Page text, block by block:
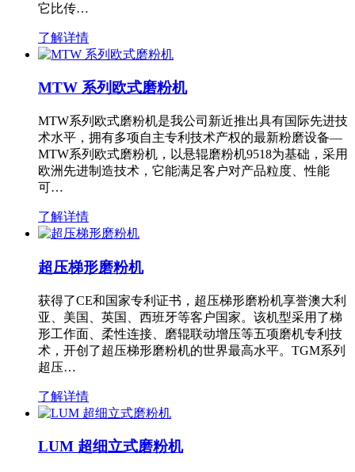
它比传…
了解详情
MTW 系列欧式磨粉机
MTW系列欧式磨粉机是我公司新近推出具有国际先进技
术水平，拥有多项自主专利技术产权的最新粉磨设备—
MTW系列欧式磨粉机，以悬辊磨粉机9518为基础，采用
欧洲先进制造技术，它能满足客户对产品粒度、性能
可…
了解详情
超压梯形磨粉机
获得了CE和国家专利证书，超压梯形磨粉机享誉澳大利
亚、美国、英国、西班牙等客户国家。该机型采用了梯
形工作面、柔性连接、磨辊联动增压等五项磨机专利技
术，开创了超压梯形磨粉机的世界最高水平。TGM系列
超压…
了解详情
LUM 超细立式磨粉机